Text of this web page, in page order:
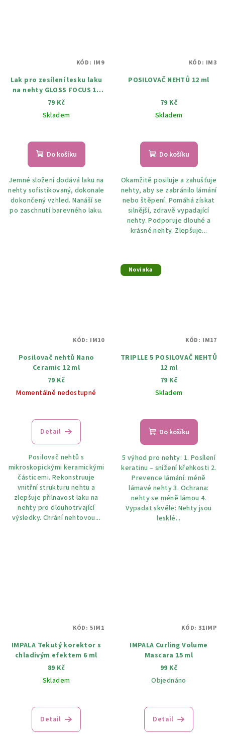
Lak pro zesílení lesku laku
na nehty GLOSS FOCUS 12
ml
79 Kč
Skladem
Do košíku
Jemné složení dodává laku na
nehty sofistikovaný, dokonale
dokončený vzhled. Nanáší se
po zaschnutí barevného laku.
KÓD: IM9
POSILOVAČ NEHTŮ 12 ml
79 Kč
Skladem
Do košíku
Okamžitě posiluje a zahušťuje
nehty, aby se zabránilo lámání
nebo štěpení. Pomáhá získat
silnější, zdravě vypadající
nehty. Podporuje dlouhé a
krásné nehty. Zlepšuje...
KÓD: IM3
Posilovač nehtů Nano
Ceramic 12 ml
79 Kč
Momentálně nedostupné
Detail
Posilovač nehtů s
mikroskopickými keramickými
částicemi. Rekonstruuje
vnitřní strukturu nehtu a
zlepšuje přilnavost laku na
nehty pro dlouhotrvající
výsledky. Chrání nehtovou...
KÓD: IM10
Novinka
TRIPLLE 5 POSILOVAČ NEHTŮ
12 ml
79 Kč
Skladem
Do košíku
5 výhod pro nehty: 1. Posílení
keratinu – snížení křehkosti 2.
Prevence lámání: méně
lámavé nehty 3. Ochrana:
nehty se méně lámou 4.
Vypadat skvěle: Nehty jsou
lesklé...
KÓD: IM17
IMPALA Tekutý korektor s
chladivým efektem 6 ml
89 Kč
Skladem
Detail
KÓD: 5IM1
IMPALA Curling Volume
Mascara 15 ml
99 Kč
Objednáno
Detail
KÓD: 31IMP